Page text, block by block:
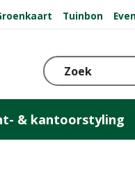
Tuinbon
& kantoorstyling